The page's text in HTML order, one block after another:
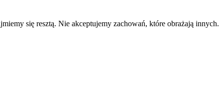
się resztą. Nie akceptujemy zachowań, które obrażają innych.